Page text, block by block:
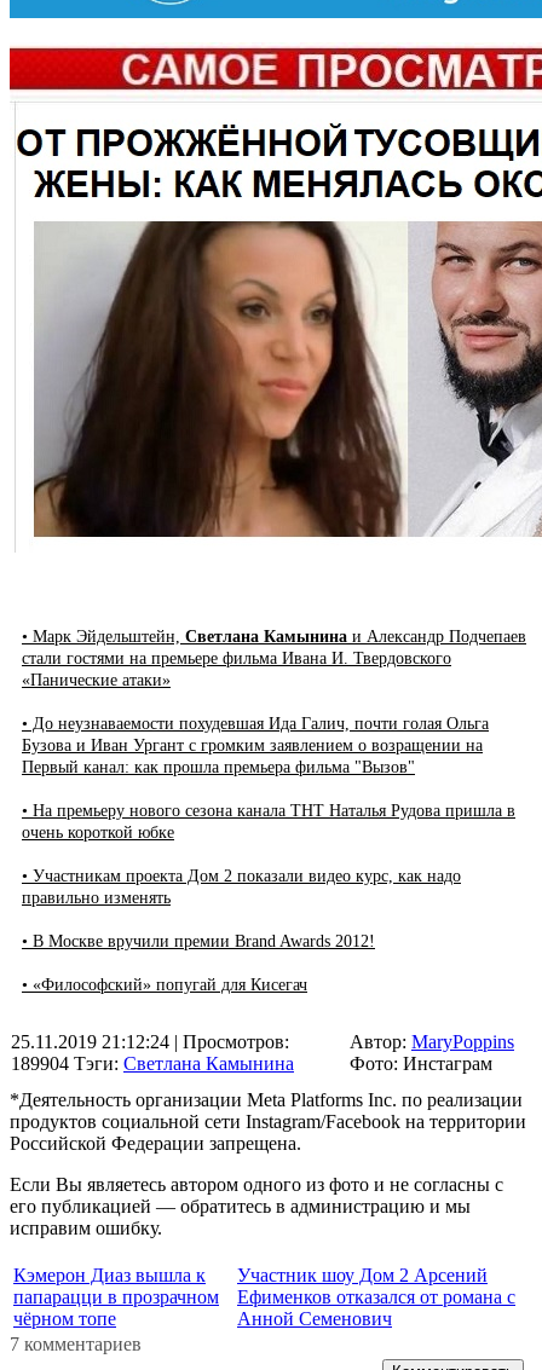
• Марк Эйдельштейн, Светлана Камынина и Александр Подчепаев
стали гостями на премьере фильма Ивана И. Твердовского
«Панические атаки»
• До неузнаваемости похудевшая Ида Галич, почти голая Ольга
Бузова и Иван Ургант с громким заявлением о возращении на
Первый канал: как прошла премьера фильма "Вызов"
• На премьеру нового сезона канала ТНТ Наталья Рудова пришла в
очень короткой юбке
• Участникам проекта Дом 2 показали видео курс, как надо
правильно изменять
• В Москве вручили премии Brand Awards 2012!
• «Философский» попугай для Кисегач
25.11.2019 21:12:24 | Просмотров:
189904 Тэги: Светлана Камынина
Автор: MaryPoppins
Фото: Инстаграм
*Деятельность организации Meta Platforms Inc. по реализации
продуктов социальной сети Instagram/Facebook на территории
Российской Федерации запрещена.
Если Вы являетесь автором одного из фото и не согласны с
его публикацией — обратитесь в администрацию и мы
исправим ошибку.
Кэмерон Диаз вышла к
папарацци в прозрачном
чёрном топе
Участник шоу Дом 2 Арсений
Ефименков отказался от романа с
Анной Семенович
7 комментариев